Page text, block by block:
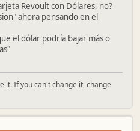
Revoult con Dólares, no?
ahora pensando en el
el dólar podría bajar más o
it. If you can't change it, change